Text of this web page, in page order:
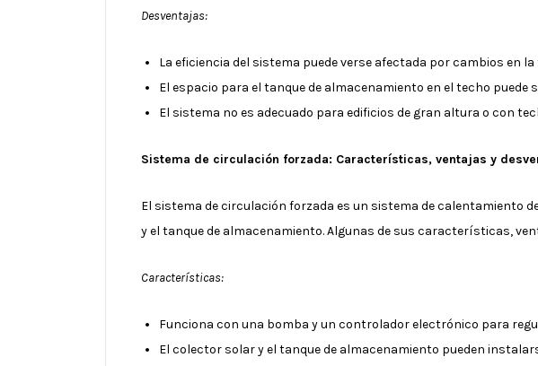
Desventajas:
La eficiencia del sistema puede verse afectada por cambios en
El espacio para el tanque de almacenamiento en el techo puede
El sistema no es adecuado para edificios de gran altura o con
Sistema de circulación forzada: Características, ventajas y
El sistema de circulación forzada es un sistema de calentamiento
y el tanque de almacenamiento. Algunas de sus características,
Características:
Funciona con una bomba y un controlador electrónico para
El colector solar y el tanque de almacenamiento pueden